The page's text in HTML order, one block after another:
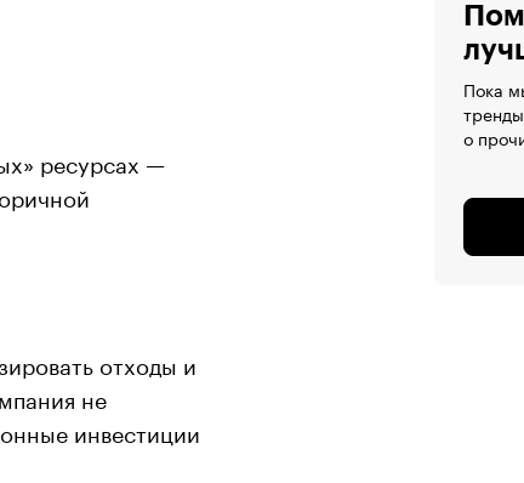
ресурсах —
отходы и
не
инвестиции
Пока
о